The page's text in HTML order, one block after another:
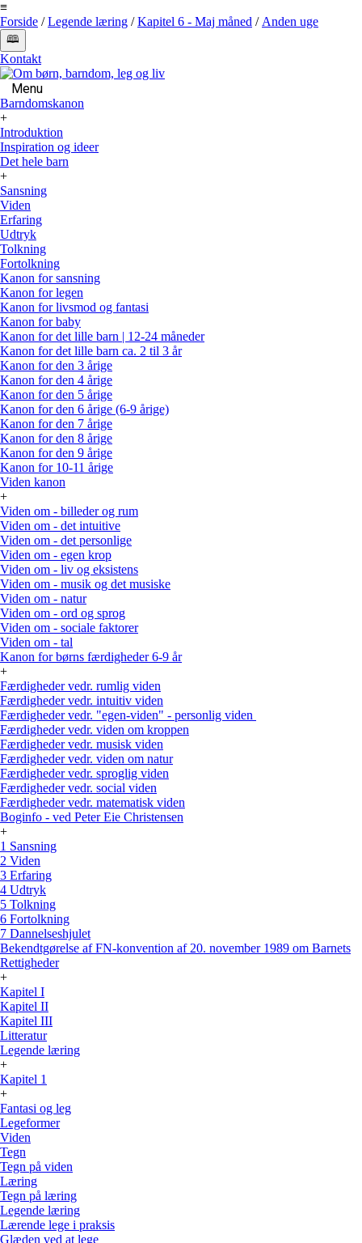
≡
Forside /Legende læring /Kapitel 6 - Maj måned / Anden uge
🕮
Kontakt
Menu
Barndomskanon
+
Introduktion
Inspiration og ideer
Det hele barn
+
Sansning
Viden
Erfaring
Udtryk
Tolkning
Fortolkning
Kanon for sansning
Kanon for legen
Kanon for livsmod og fantasi
Kanon for baby
Kanon for det lille barn | 12-24 måneder
Kanon for det lille barn ca. 2 til 3 år
Kanon for den 3 årige
Kanon for den 4 årige
Kanon for den 5 årige
Kanon for den 6 årige (6-9 årige)
Kanon for den 7 årige
Kanon for den 8 årige
Kanon for den 9 årige
Kanon for 10-11 årige
Viden kanon
+
Viden om - billeder og rum
Viden om - det intuitive
Viden om - det personlige
Viden om - egen krop
Viden om - liv og eksistens
Viden om - musik og det musiske
Viden om - natur
Viden om - ord og sprog
Viden om - sociale faktorer
Viden om - tal
Kanon for børns færdigheder 6-9 år
+
Færdigheder vedr. rumlig viden
Færdigheder vedr. intuitiv viden
Færdigheder vedr. "egen-viden" - personlig viden
Færdigheder vedr. viden om kroppen
Færdigheder vedr. musisk viden
Færdigheder vedr. viden om natur
Færdigheder vedr. sproglig viden
Færdigheder vedr. social viden
Færdigheder vedr. matematisk viden
Boginfo - ved Peter Eie Christensen
+
1 Sansning
2 Viden
3 Erfaring
4 Udtryk
5 Tolkning
6 Fortolkning
7 Dannelseshjulet
Bekendtgørelse af FN-konvention af 20. november 1989 om Barnets
Rettigheder
+
Kapitel I
Kapitel II
Kapitel III
Litteratur
Legende læring
+
Kapitel 1
+
Fantasi og leg
Legeformer
Viden
Tegn
Tegn på viden
Læring
Tegn på læring
Legende læring
Lærende lege i praksis
Glæden ved at lege